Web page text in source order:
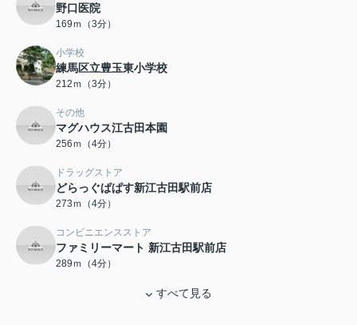
野口医院
169ｍ（3分）
小学校
練馬区立豊玉東小学校
212ｍ（3分）
その他
マグハウス江古田本園
256ｍ（4分）
ドラッグストア
どらっぐぱぱす新江古田駅前店
273ｍ（4分）
コンビニエンスストア
ファミリーマート 新江古田駅前店
289ｍ（4分）
すべて見る